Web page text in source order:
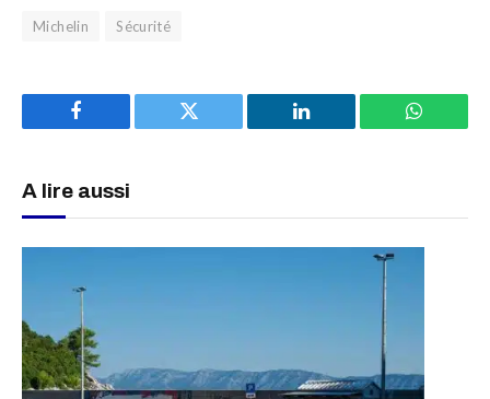
Michelin Sécurité
Facebook Twitter LinkedIn
A lire aussi